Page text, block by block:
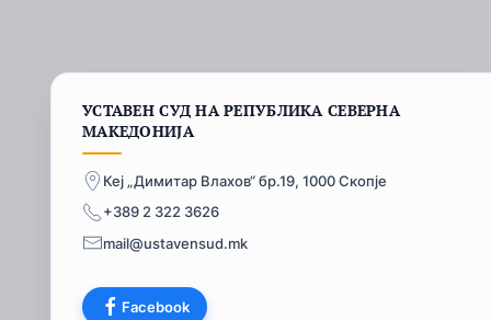
УСТАВЕН СУД НА РЕПУБЛИКА СЕВЕРНА
МАКЕДОНИЈА
Кеј „Димитар Влахов“ бр.19, 1000 Скопје
+389 2 322 3626
mail@ustavensud.mk
Facebook